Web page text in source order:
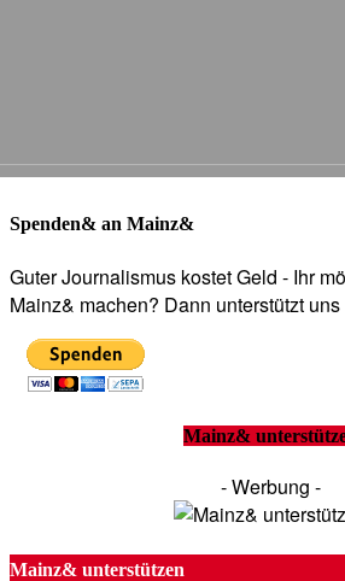
Spenden& an Mainz&
Guter Journalismus kostet Geld - Ihr
Mainz& machen? Dann unterstützt
Mainz&
- Werbung -
Mainz& unterstützen